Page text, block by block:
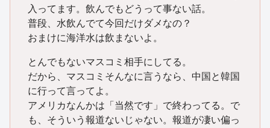
入ってます。飲んでもどうって事ない話。
普段、水飲んでて今回だけダメなの？
おまけに海洋水は飲まないよ。
とんでもないマスコミ相手にしてる。
だから、マスコミそんなに言うなら、中国と韓国
に行って言ってよ。
アメリカなんかは「当然です」で終わってる。で
も、そういう報道ないじゃない。報道が凄い偏っ